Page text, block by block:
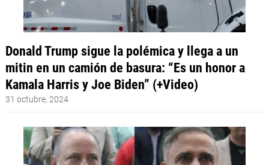
Donald Trump sigue la polémica y llega a un
mitin en un camión de basura: “Es un honor a
Kamala Harris y Joe Biden” (+Video)
31 octubre, 2024